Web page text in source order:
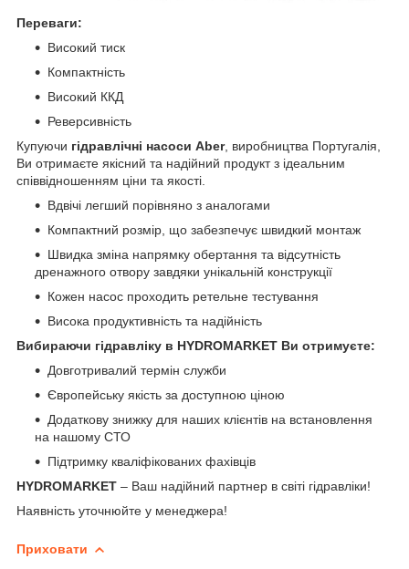
Переваги:
Високий тиск
Компактність
Високий ККД
Реверсивність
Купуючи гідравлічні насоси Aber, виробництва Португалія,
Ви отримаєте якісний та надійний продукт з ідеальним
співвідношенням ціни та якості.
Вдвічі легший порівняно з аналогами
Компактний розмір, що забезпечує швидкий монтаж
Швидка зміна напрямку обертання та відсутність
дренажного отвору завдяки унікальній конструкції
Кожен насос проходить ретельне тестування
Висока продуктивність та надійність
Вибираючи гідравліку в HYDROMARKET Ви отримуєте:
Довготривалий термін служби
Європейську якість за доступною ціною
Додаткову знижку для наших клієнтів на встановлення
на нашому СТО
Підтримку кваліфікованих фахівців
HYDROMARKET – Ваш надійний партнер в світі гідравліки!
Наявність уточнюйте у менеджера!
Приховати